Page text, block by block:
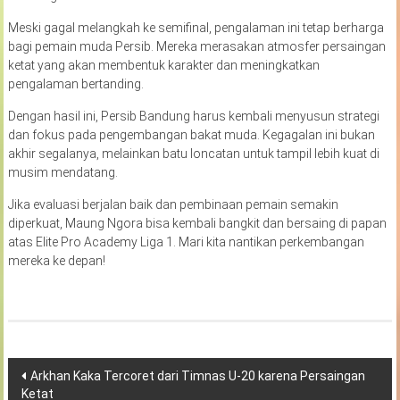
Meski gagal melangkah ke semifinal, pengalaman ini tetap berharga
bagi pemain muda Persib. Mereka merasakan atmosfer persaingan
ketat yang akan membentuk karakter dan meningkatkan
pengalaman bertanding.
Dengan hasil ini, Persib Bandung harus kembali menyusun strategi
dan fokus pada pengembangan bakat muda. Kegagalan ini bukan
akhir segalanya, melainkan batu loncatan untuk tampil lebih kuat di
musim mendatang.
Jika evaluasi berjalan baik dan pembinaan pemain semakin
diperkuat, Maung Ngora bisa kembali bangkit dan bersaing di papan
atas Elite Pro Academy Liga 1. Mari kita nantikan perkembangan
mereka ke depan!
Navigasi
Arkhan Kaka Tercoret dari Timnas U-20 karena Persaingan
Ketat